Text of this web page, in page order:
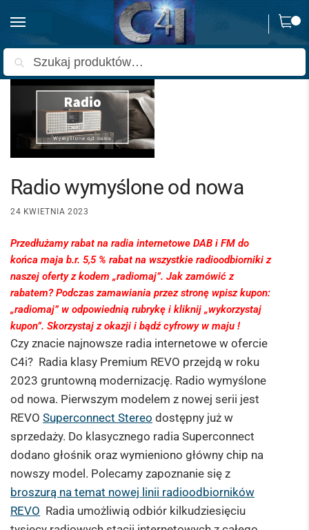
0
Strona główna Nowości / Radio wymyślone od nowa
Radio wymyślone od nowa
24 KWIETNIA 2023
Przedłużamy rabat na radia internetowe DAB i FM do
końca maja b.r. 5,5 % rabat na wszystkie radioodbiorniki z
naszej oferty z kodem „radiomaj”. Jak zamówić z
rabatem? Podczas zamawiania przez stronę wpisz kupon:
„radiomaj” w odpowiednią rubrykę i kliknij „wykorzystaj
kupon”. Skorzystaj z okazji i bądź cyfrowy w maju !
Czy znacie najnowsze radia internetowe w ofercie
C4i? Radia klasy Premium REVO przejdą w roku
2023 gruntowną modernizację. Radio wymyślone
od nowa. Pierwszym modelem z nowej serii jest
REVO Superconnect Stereo dostępny już w
sprzedaży. Do klasycznego radia Superconnect
dodano głośnik oraz wymieniono główny chip na
nowszy model. Polecamy zapoznanie się z
broszurą na temat nowej linii radioodbiorników
REVO Radia umożliwią odbiór kilkudziesięciu